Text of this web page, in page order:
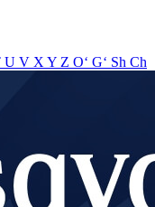
U V X Y Z O‘ G‘ Sh Ch